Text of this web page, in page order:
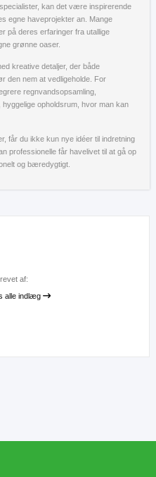
kan det være inspirerende
egne haveprojekter an. Mange
på deres erfaringer fra utallige
grønne oaser.
kreative detaljer, der både
den nem at vedligeholde. For
regnvandsopsamling,
opholdsrum, hvor man kan
får du ikke kun nye idéer til indretning
professionelle får havelivet til at gå op
og bæredygtigt.
af:
alle indlæg